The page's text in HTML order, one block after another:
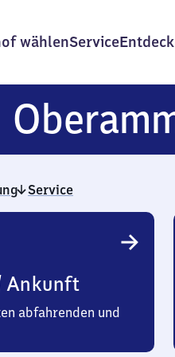
wählenService
Service
Ankunft
abfahrenden und